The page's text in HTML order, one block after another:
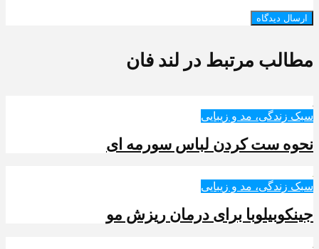
مطالب مرتبط در لند فان
سبک زندگی، مد و زیبایی
نحوه ست کردن لباس سورمه ای
سبک زندگی، مد و زیبایی
جینکوبیلوبا برای درمان ریزش مو